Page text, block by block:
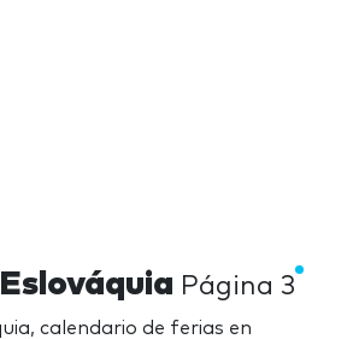
Página 3
calendario de ferias en